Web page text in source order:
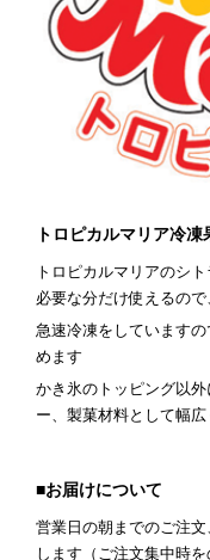
トロピカルマリア冷凍
トロピカルマリアのシ
必要な分だけ使えるの
急速冷凍をしています
めます
かき氷のトッピング以
ー、製菓材料として幅
■お届けについて
営業日の朝までのご注
します（ご注文集中時を